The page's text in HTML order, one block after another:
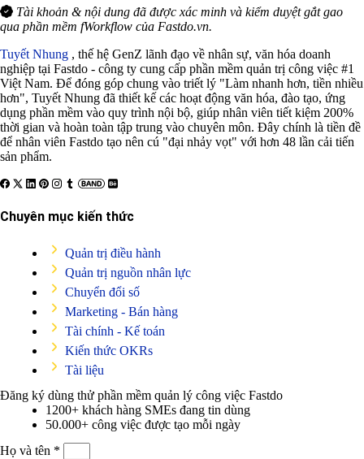
Tài khoản & nội dung đã được xác minh và kiểm duyệt gắt gao
qua phần mềm fWorkflow của Fastdo.vn.
Tuyết Nhung , thế hệ GenZ lãnh đạo về nhân sự, văn hóa doanh
nghiệp tại Fastdo - công ty cung cấp phần mềm quản trị công việc #1
Việt Nam. Để đóng góp chung vào triết lý "Làm nhanh hơn, tiền nhiều
hơn", Tuyết Nhung đã thiết kế các hoạt động văn hóa, đào tạo, ứng
dụng phần mềm vào quy trình nội bộ, giúp nhân viên tiết kiệm 200%
thời gian và hoàn toàn tập trung vào chuyên môn. Đây chính là tiền đề
để nhân viên Fastdo tạo nên cú "đại nhảy vọt" với hơn 48 lần cải tiến
sản phẩm.
Chuyên mục kiến thức
Quản trị điều hành
Quản trị nguồn nhân lực
Chuyển đổi số
Marketing - Bán hàng
Tài chính - Kế toán
Kiến thức OKRs
Tài liệu
Đăng ký dùng thử phần mềm quản lý công việc Fastdo
1200+ khách hàng SMEs đang tin dùng
50.000+ công việc được tạo mỗi ngày
Họ và tên *